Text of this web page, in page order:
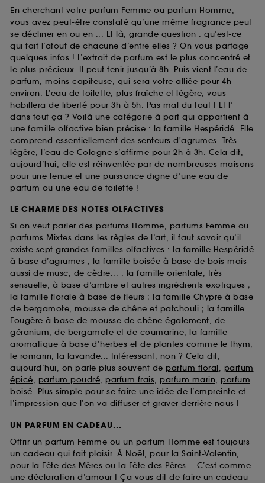
En cherchant votre parfum Femme ou parfum Homme,
vous avez peut-être constaté qu’une même fragrance peut
se décliner en ou en ... Et là, grande question : qu’est-ce
qui fait l’atout de chacune d’entre elles ? On vous partage
quelques infos ! L’extrait de parfum est le plus concentré et
le plus précieux. Il peut tenir jusqu’à 8h. Puis vient l’eau de
parfum, moins capiteuse, qui sera votre alliée pour 4h
environ. L’eau de toilette, plus fraîche et légère, vous
habillera de liberté pour 3h à 5h. Pas mal du tout ! Et l’
dans tout ça ? Voilà une catégorie à part qui appartient à
une famille olfactive bien précise : la famille Hespéridé. Elle
comprend essentiellement des senteurs d'agrumes. Très
légère, l’eau de Cologne s’affirme pour 2h à 3h. Cela dit,
aujourd’hui, elle est réinventée par de nombreuses maisons
pour une tenue et une puissance digne d’une eau de
parfum ou une eau de toilette !
LE CHARME DES NOTES OLFACTIVES
Si on veut parler des parfums Homme, parfums Femme ou
parfums Mixtes dans les règles de l’art, il faut savoir qu’il
existe sept grandes familles olfactives : la famille Hespéridé
à base d’agrumes ; la famille boisée à base de bois mais
aussi de musc, de cèdre... ; la famille orientale, très
sensuelle, à base d’ambre et autres ingrédients exotiques ;
la famille florale à base de fleurs ; la famille Chypre à base
de bergamote, mousse de chêne et patchouli ; la famille
Fougère à base de mousse de chêne également, de
géranium, de bergamote et de coumarine, la famille
aromatique à base d’herbes et de plantes comme le thym,
le romarin, la lavande... Intéressant, non ? Cela dit,
aujourd’hui, on parle plus souvent de parfum floral, parfum
épicé, parfum poudré, parfum frais, parfum marin, parfum
boisé. Plus simple pour se faire une idée de l’empreinte et
l’impression que l’on va diffuser et graver derrière nous !
UN PARFUM EN CADEAU...
Offrir un parfum Femme ou un parfum Homme est toujours
un cadeau qui fait plaisir. À Noël, pour la Saint-Valentin,
pour la Fête des Mères ou la Fête des Pères... C’est comme
une déclaration d’amour ! Ça vous dit de faire un cadeau